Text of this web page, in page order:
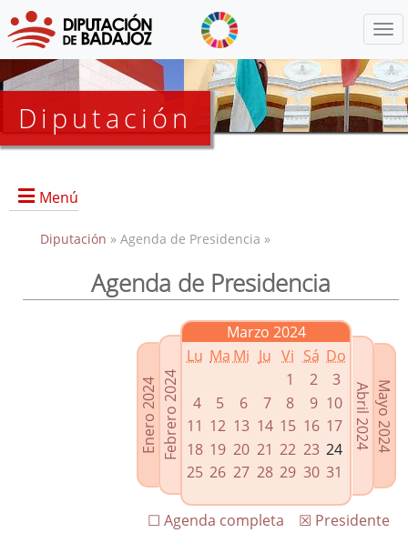
Diputación
Menú
Presidencia
Enlaces relacionados
Agenda de Presidencia
Plenos provinciales y Juntas de gobierno
Oficina de Proyectos Europeos
Diputación » Agenda de Presidencia »
Agenda de Presidencia
Enero 2024Febrero 2024
Marzo 2024
Lu Ma Mi Ju Vi Sá Do
1
2
3
4
5 6 7 8 9 10
11 12 13 14 15 16 17
18 19 20 21 22 23 24
25 26 27 28 29 30 31
Mayo 2024
Abril 2024
☒ Presidente
☐ Agenda completa